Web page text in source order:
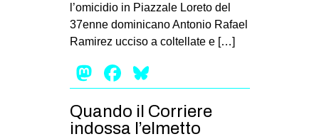
l’omicidio in Piazzale Loreto del
37enne dominicano Antonio Rafael
Ramirez ucciso a coltellate e […]
Mastodon
Facebook
Quando il Corriere
indossa l’elmetto